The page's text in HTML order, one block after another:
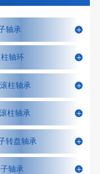
轴承
轴环
柱轴承
柱轴承
转盘轴承
轴承